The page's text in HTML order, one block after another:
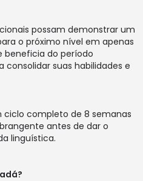
possam demonstrar um
o próximo nível em apenas
beneficia do período
suas habilidades e
ciclo completo de 8 semanas
antes de dar o
linguística.
?